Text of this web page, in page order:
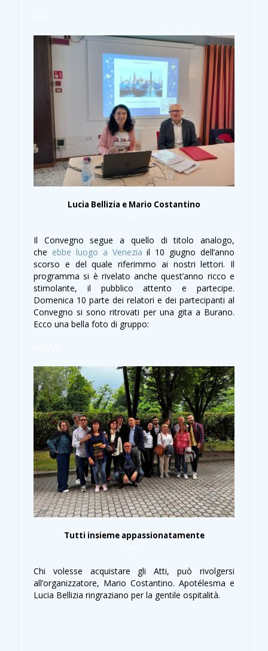
Lucia Bellizia e Mario Costantino
Il Convegno segue a quello di titolo analogo,
che ebbe luogo a Venezia il 10 giugno dell’anno
scorso e del quale riferimmo ai nostri lettori. Il
programma si è rivelato anche quest’anno ricco e
stimolante, il pubblico attento e partecipe.
Domenica 10 parte dei relatori e dei partecipanti al
Convegno si sono ritrovati per una gita a Burano.
Ecco una bella foto di gruppo:
Tutti insieme appassionatamente
Chi volesse acquistare gli Atti, può rivolgersi
all’organizzatore, Mario Costantino. Apotélesma e
Lucia Bellizia ringraziano per la gentile ospitalità.